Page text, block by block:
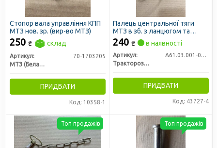
Стопор вала управління КПП
МТЗ нов. зр. (вир-во МТЗ)
250 ₴ склад
Артикул:
70-1703205
МТЗ (Беларусь)
ПРИДБАТИ
Код: 10358-1
Палець центральної тяги
МТЗ в зб. з ланцюгом та
чекою (вир-во РЗТ м. Ромни)
240 ₴ в наявності
Артикул:
А61.03.001-02.00 СБ
Тракторозапчасть г. Ромны
ПРИДБАТИ
Код: 43727-4
Топ продажів Топ продажів